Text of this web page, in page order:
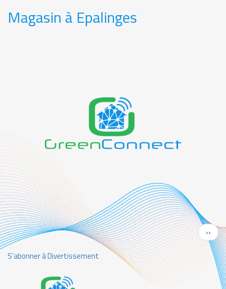
Magasin à Epalinges
Pagination
Page
››
S'abonner à Divertissement